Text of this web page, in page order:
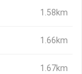
1.58km
1.66km
1.67km